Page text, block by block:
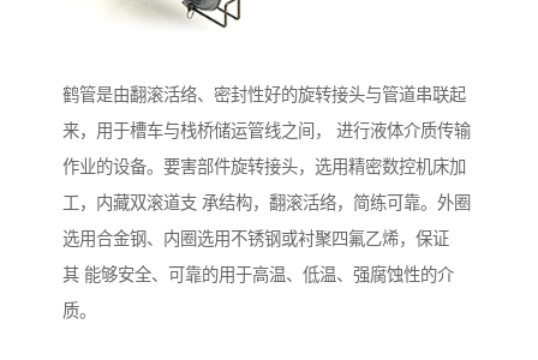
鹤管是由翻滚活络、密封性好的旋转接头与管道串联起
来，用于槽车与栈桥储运管线之间， 进行液体介质传输
作业的设备。要害部件旋转接头，选用精密数控机床加
工，内藏双滚道支 承结构，翻滚活络，简练可靠。外圈
选用合金钢、内圈选用不锈钢或衬聚四氟乙烯，保证
其 能够安全、可靠的用于高温、低温、强腐蚀性的介
质。